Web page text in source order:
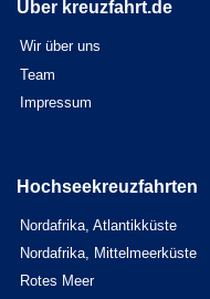
Über kreuzfahrt.de
Wir über uns
Team
Impressum
Hochseekreuzfahrten
Nordafrika, Atlantikküste
Nordafrika, Mittelmeerküste
Rotes Meer